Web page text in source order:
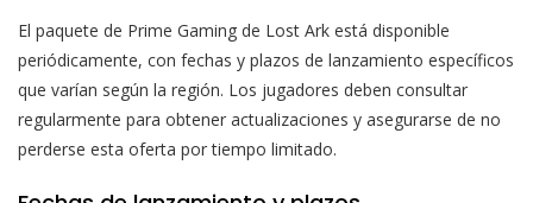
El paquete de Prime Gaming de Lost Ark está disponible
periódicamente, con fechas y plazos de lanzamiento específicos
que varían según la región. Los jugadores deben consultar
regularmente para obtener actualizaciones y asegurarse de no
perderse esta oferta por tiempo limitado.